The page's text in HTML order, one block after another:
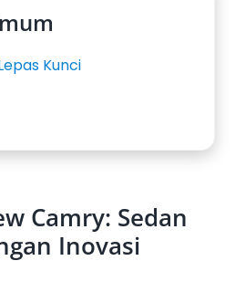
Kunci
Camry: Sedan
Inovasi